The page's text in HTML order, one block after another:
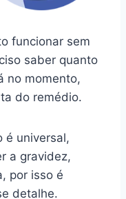
funcionar sem
saber quanto
no momento,
do remédio.
é universal,
a gravidez,
por isso é
detalhe.